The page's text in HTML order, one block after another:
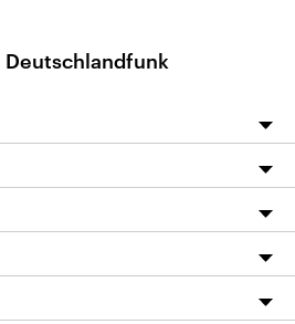
Deutschlandfunk
dlf.de
App